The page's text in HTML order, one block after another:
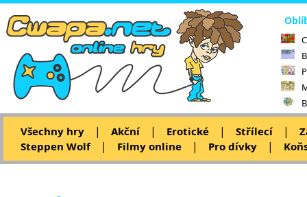
Všechny hry | Akční | Erotické | Střílecí |
Steppen Wolf
| Filmy online | Pro dívky |